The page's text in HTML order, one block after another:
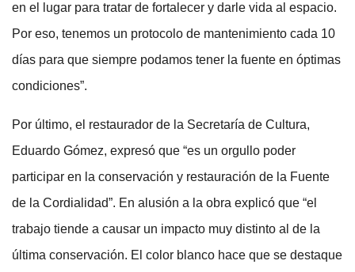
en el lugar para tratar de fortalecer y darle vida al espacio.
Por eso, tenemos un protocolo de mantenimiento cada 10
días para que siempre podamos tener la fuente en óptimas
condiciones”.
Por último, el restaurador de la Secretaría de Cultura,
Eduardo Gómez, expresó que “es un orgullo poder
participar en la conservación y restauración de la Fuente
de la Cordialidad”. En alusión a la obra explicó que “el
trabajo tiende a causar un impacto muy distinto al de la
última conservación. El color blanco hace que se destaque